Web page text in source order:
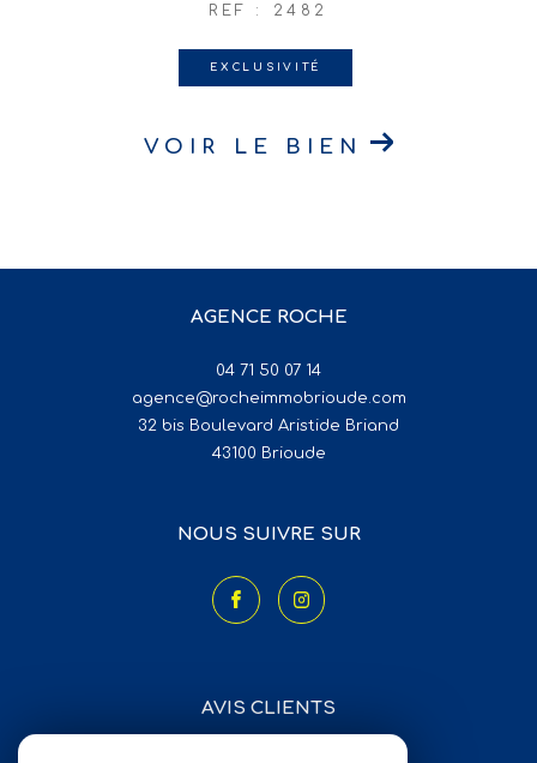
REF : 2482
EXCLUSIVITÉ
VOIR LE BIEN
AGENCE ROCHE
04 71 50 07 14
agence@rocheimmobrioude.com
32 bis Boulevard Aristide Briand
43100
brioude
NOUS SUIVRE SUR
AVIS CLIENTS